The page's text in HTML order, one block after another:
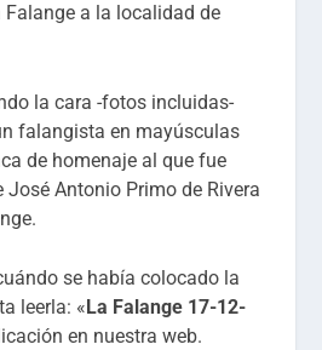
a la localidad de
la cara -fotos incluidas-
falangista en mayúsculas
de homenaje al que fue
José Antonio Primo de Rivera
se había colocado la
leerla: « La Falange 17-12-
en nuestra web.